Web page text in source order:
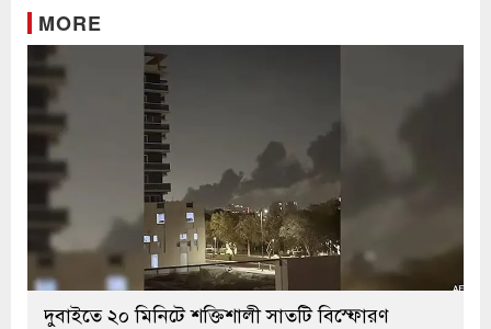
MORE
দুবাইতে ২০ মিনিটে শক্তিশালী সাতটি বিস্ফোরণ